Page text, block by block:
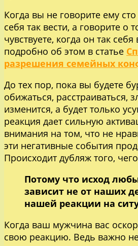
Когда вы не говорите ему
себя так вести, а говорите о
чувствуете, когда он так
подробно об этом в статье
разрешения семейных
До тех пор, пока вы будете
обижаться, расстраиваться,
изменится, а будет только
реакция дает сильную
внимания на том, что не
эти негативные события
Происходит дубляж того,
Потому что исход
зависит не от наших
нашей реакции на
Когда ваш мужчина вас
свою реакцию. Ведь важно